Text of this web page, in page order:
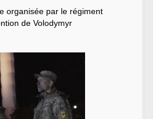
organisée par le régiment
de Volodymyr